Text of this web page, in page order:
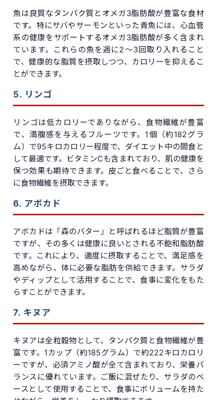
魚は良質なタンパク質とオメガ3脂肪酸が豊富な食材
です。特にサバやサーモンといった青魚には、心血管
系の健康をサポートするオメガ3脂肪酸が多く含まれ
ています。これらの魚を週に2〜3回取り入れること
で、健康的な脂質を摂取しつつ、カロリーを抑えるこ
とができます。
5. リンゴ
リンゴは低カロリーでありながら、食物繊維が豊富
で、満腹感を与えるフルーツです。1個（約182グラ
ム）で95キロカロリー程度で、ダイエット中の間食と
して最適です。ビタミンCも含まれており、肌の健康を
保つ効果も期待できます。皮ごと食べることで、さら
に食物繊維を摂取できます。
6. アボカド
アボカドは「森のバター」と呼ばれるほど脂質が豊富
ですが、その多くは健康に良いとされる不飽和脂肪酸
です。これにより、適度に摂取することで、満足感を
高めながら、体に必要な脂肪を供給できます。サラダ
やディップとして活用することで、食事に変化をもた
らすことができます。
7. キヌア
キヌアは全粒穀物として、タンパク質と食物繊維が豊
富です。1カップ（約185グラム）で約222キロカロリ
ーですが、必須アミノ酸が全て含まれており、栄養バ
ランスに優れています。ご飯に混ぜたり、サラダのベ
ースとして使用することで、食事にボリュームを持た